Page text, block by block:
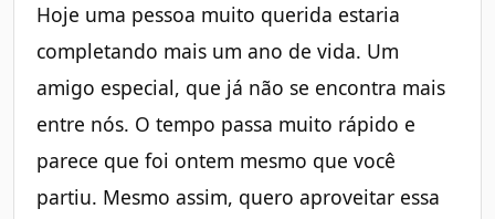
Hoje uma pessoa muito querida estaria
completando mais um ano de vida. Um
amigo especial, que já não se encontra mais
entre nós. O tempo passa muito rápido e
parece que foi ontem mesmo que você
partiu. Mesmo assim, quero aproveitar essa